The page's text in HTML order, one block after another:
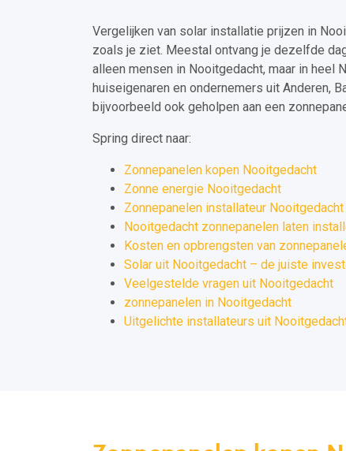
Vergelijken van solar installatie prijzen in
zoals je ziet. Meestal ontvang je dezelfde
alleen mensen in Nooitgedacht, maar in heel
huiseigenaren en ondernemers uit Anderen,
bijvoorbeeld ook geholpen aan een
Spring direct naar:
Zonnepanelen kopen Nooitgedacht
Zonne energie Nooitgedacht
Zonnepanelen installateur Nooitgedacht
Nooitgedacht zonnepanelen laten
Kosten en opbrengsten van
Solar uit Nooitgedacht – de juiste
Veelgestelde vragen uit Nooitgedacht
zonnepanelen in Nooitgedacht
Uitgelichte installateurs uit